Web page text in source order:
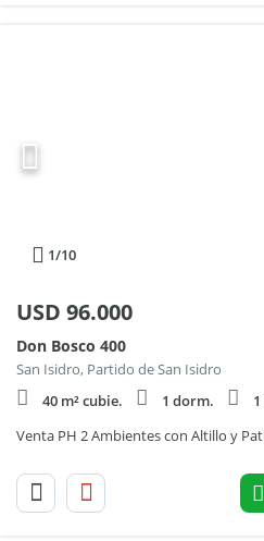
1/10
USD 96.000
Don Bosco 400
San Isidro, Partido de San Isidro
40 m² cubie.
1 dorm.
Venta PH 2 Ambientes con Altillo y